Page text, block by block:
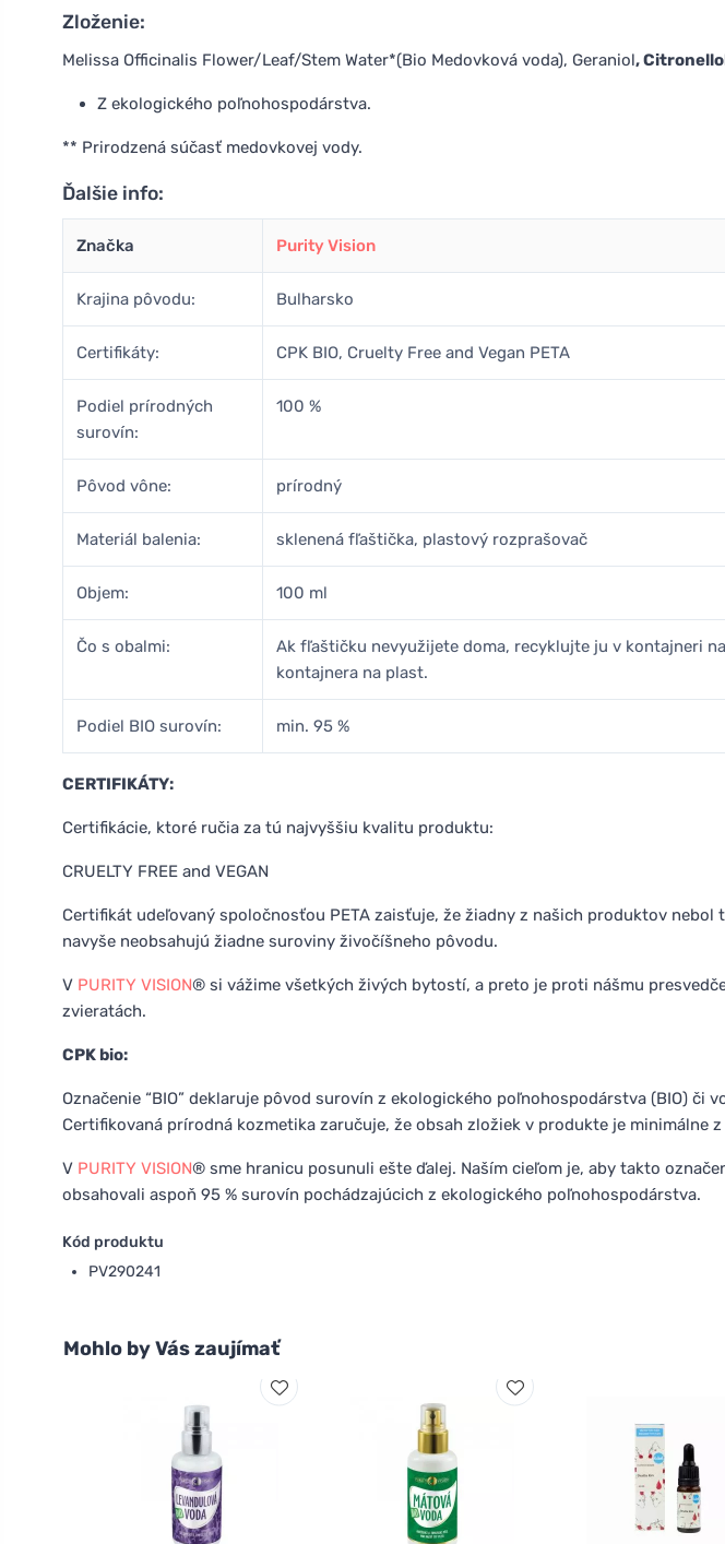
Zloženie:
Melissa Officinalis Flower/Leaf/Stem Water*(Bio Medovková voda), Geraniol,
Z ekologického poľnohospodárstva.
** Prirodzená súčasť medovkovej vody.
Ďalšie info:
Značka Purity Vision
Krajina pôvodu: Bulharsko
Certifikáty: CPK BIO, Cruelty Free and Vegan PETA
Podiel prírodných
surovín:
100 %
Pôvod vône: prírodný
Materiál balenia: sklenená fľaštička, plastový rozprašovač
Objem: 100 ml
Čo s obalmi:
Ak fľaštičku nevyužijete doma, recyklujte ju v kontajneri
kontajnera na plast.
Podiel BIO surovín: min. 95 %
CERTIFIKÁTY:
Certifikácie, ktoré ručia za tú najvyššiu kvalitu produktu:
CRUELTY FREE and VEGAN
Certifikát udeľovaný spoločnosťou PETA zaisťuje, že žiadny z našich produktov nebol
navyše neobsahujú žiadne suroviny živočíšneho pôvodu.
V PURITY VISION® si vážime všetkých živých bytostí, a preto je proti nášmu
zvieratách.
CPK bio:
Označenie “BIO” deklaruje pôvod surovín z ekologického poľnohospodárstva (BIO) či
Certifikovaná prírodná kozmetika zaručuje, že obsah zložiek v produkte je minimálne
V PURITY VISION® sme hranicu posunuli ešte ďalej. Naším cieľom je, aby takto
obsahovali aspoň 95 % surovín pochádzajúcich z ekologického poľnohospodárstva.
Kód produktu
PV290241
Mohlo by Vás zaujímať